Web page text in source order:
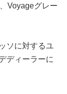
Voyageグレー
ソに対するユ
ディーラーに